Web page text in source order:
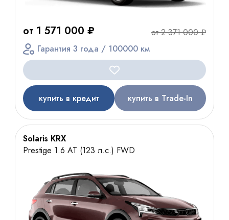
от 1 571 000 ₽
от 2 371 000 ₽
Гарантия 3 года / 100000 км
купить в кредит купить в Trade-In
Solaris KRX
Prestige 1.6 AT (123 л.с.) FWD